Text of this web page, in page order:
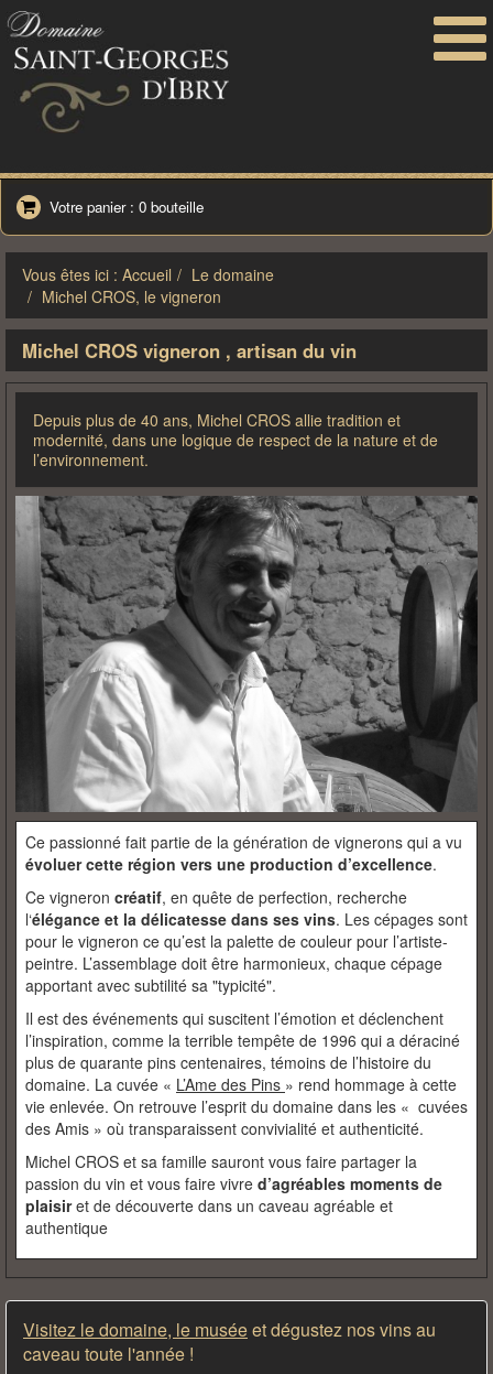
Toggle
Votre panier : 0 bouteille
Vous êtes ici : Accueil
Le domaine
Michel CROS, le vigneron
Michel CROS vigneron , artisan du vin
Depuis plus de 40 ans, Michel CROS allie tradition et
modernité, dans une logique de respect de la nature et de
l’environnement.
Ce passionné fait partie de la génération de vignerons qui a vu
évoluer cette région vers une production d’excellence.
Ce vigneron créatif, en quête de perfection, recherche
l‘élégance et la délicatesse dans ses vins. Les cépages sont
pour le vigneron ce qu’est la palette de couleur pour l’artiste-
peintre. L’assemblage doit être harmonieux, chaque cépage
apportant avec subtilité sa "typicité".
Il est des événements qui suscitent l’émotion et déclenchent
l’inspiration, comme la terrible tempête de 1996 qui a déraciné
plus de quarante pins centenaires, témoins de l’histoire du
domaine. La cuvée « L’Ame des Pins » rend hommage à cette
vie enlevée. On retrouve l’esprit du domaine dans les « cuvées
des Amis » où transparaissent convivialité et authenticité.
Michel CROS et sa famille sauront vous faire partager la
passion du vin et vous faire vivre d’agréables moments de
plaisiret de découverte dans un caveau agréable et
authentique
Visitez le domaine, le muséeet dégustez nos vins au
caveau toute l'année !